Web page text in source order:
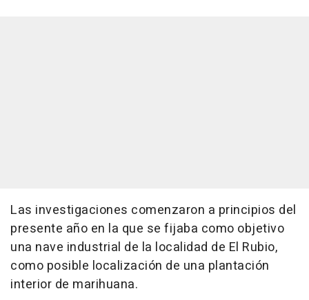
Las investigaciones comenzaron a principios del
presente año en la que se fijaba como objetivo
una nave industrial de la localidad de El Rubio,
como posible localización de una plantación
interior de marihuana.